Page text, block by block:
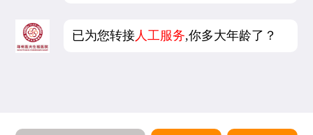
已为您转接 人工服务,你多大年龄了？